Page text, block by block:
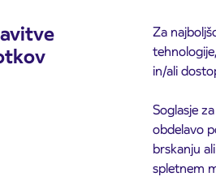
Za
in/ali
Soglasje
obdelavo
brskanju
spletnem